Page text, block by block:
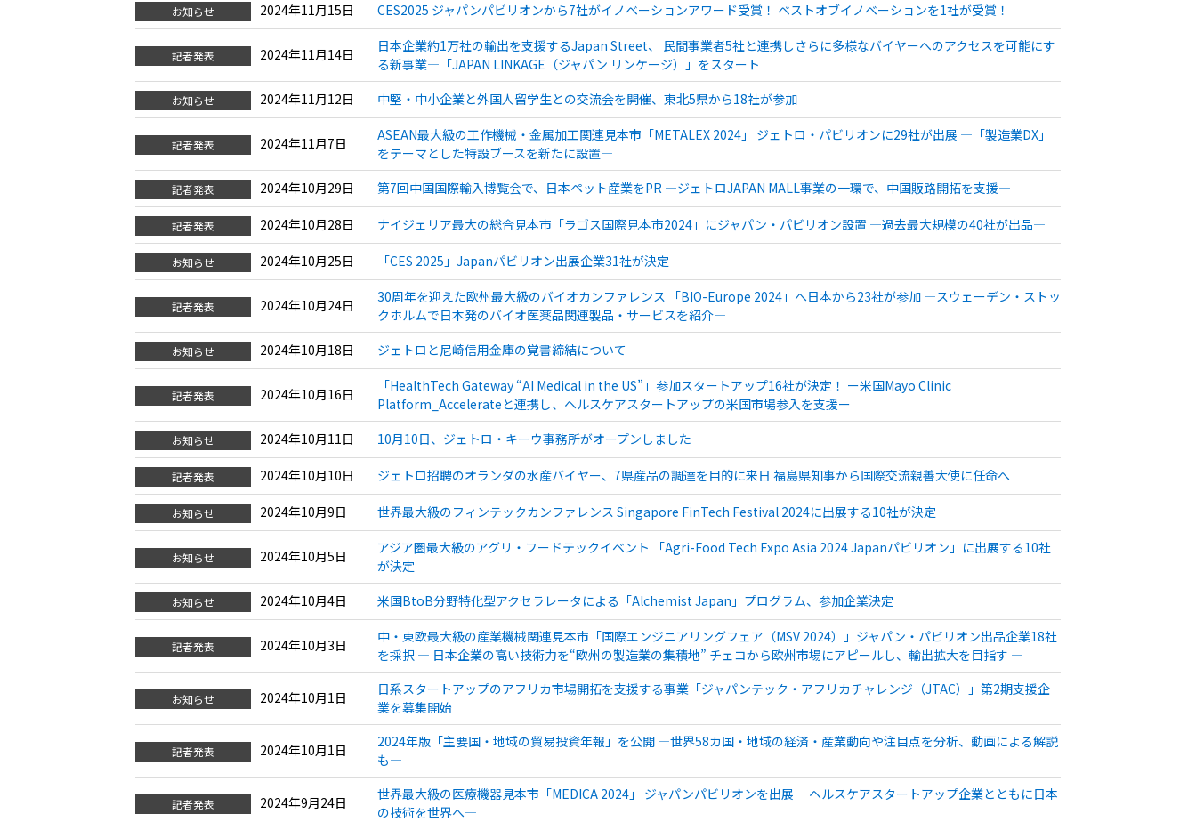
お知らせ 2024年11月15日 CES2025 ジャパンパビリオンから7社がイノベーションアワード受賞！ ベストオブイノベーションを1社が受賞！
記者発表 2024年11月14日
日本企業約1万社の輸出を支援するJapan Street、 民間事業者5社と連携しさらに多様なバイヤーへのアクセスを可能にす
る新事業―「JAPAN LINKAGE（ジャパン リンケージ）」をスタート
お知らせ 2024年11月12日 中堅・中小企業と外国人留学生との交流会を開催、東北5県から18社が参加
記者発表 2024年11月7日
ASEAN最大級の工作機械・金属加工関連見本市「METALEX 2024」 ジェトロ・パビリオンに29社が出展 ―「製造業DX」
をテーマとした特設ブースを新たに設置―
記者発表 2024年10月29日 第7回中国国際輸入博覧会で、日本ペット産業をPR ―ジェトロJAPAN MALL事業の一環で、中国販路開拓を支援―
記者発表 2024年10月28日 ナイジェリア最大の総合見本市「ラゴス国際見本市2024」にジャパン・パビリオン設置 ―過去最大規模の40社が出品―
お知らせ 2024年10月25日 「CES 2025」Japanパビリオン出展企業31社が決定
記者発表 2024年10月24日
30周年を迎えた欧州最大級のバイオカンファレンス 「BIO-Europe 2024」へ日本から23社が参加 ―スウェーデン・ストッ
クホルムで日本発のバイオ医薬品関連製品・サービスを紹介―
お知らせ 2024年10月18日 ジェトロと尼崎信用金庫の覚書締結について
記者発表 2024年10月16日
「HealthTech Gateway “AI Medical in the US”」参加スタートアップ16社が決定！ ー米国Mayo Clinic
Platform_Accelerateと連携し、ヘルスケアスタートアップの米国市場参入を支援ー
お知らせ 2024年10月11日 10月10日、ジェトロ・キーウ事務所がオープンしました
記者発表 2024年10月10日 ジェトロ招聘のオランダの水産バイヤー、7県産品の調達を目的に来日 福島県知事から国際交流親善大使に任命へ
お知らせ 2024年10月9日 世界最大級のフィンテックカンファレンス Singapore FinTech Festival 2024に出展する10社が決定
お知らせ 2024年10月5日
アジア圏最大級のアグリ・フードテックイベント 「Agri-Food Tech Expo Asia 2024 Japanパビリオン」に出展する10社
が決定
お知らせ 2024年10月4日 米国BtoB分野特化型アクセラレータによる「Alchemist Japan」プログラム、参加企業決定
記者発表 2024年10月3日
中・東欧最大級の産業機械関連見本市「国際エンジニアリングフェア（MSV 2024）」ジャパン・パビリオン出品企業18社
を採択 ― 日本企業の高い技術力を“欧州の製造業の集積地” チェコから欧州市場にアピールし、輸出拡大を目指す ―
お知らせ 2024年10月1日
日系スタートアップのアフリカ市場開拓を支援する事業「ジャパンテック・アフリカチャレンジ（JTAC）」第2期支援企
業を募集開始
記者発表 2024年10月1日
2024年版「主要国・地域の貿易投資年報」を公開 ―世界58カ国・地域の経済・産業動向や注目点を分析、動画による解説
も―
記者発表 2024年9月24日
世界最大級の医療機器見本市「MEDICA 2024」 ジャパンパビリオンを出展 ―ヘルスケアスタートアップ企業とともに日本
の技術を世界へ―